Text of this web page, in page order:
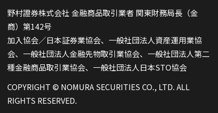
野村證券株式会社 金融商品取引業者 関東財務局長（金
商）第142号
加入協会／日本証券業協会、一般社団法人資産運用業協
会、一般社団法人金融先物取引業協会、一般社団法人第二
種金融商品取引業協会、一般社団法人日本STO協会
COPYRIGHT © NOMURA SECURITIES CO., LTD. ALL
RIGHTS RESERVED.